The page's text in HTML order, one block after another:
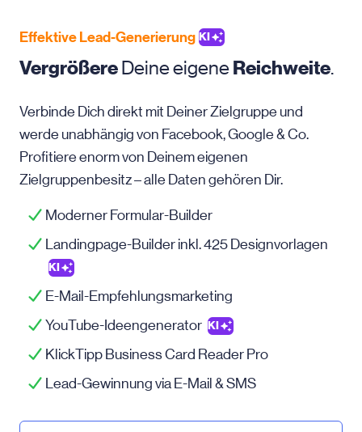
Effektive Lead-Generierung KI
VergrößereDeine eigeneReichweite.
Verbinde Dich direkt mit Deiner Zielgruppe und
werde unabhängig von Facebook, Google & Co.
Profitiere enorm von Deinem eigenen
Zielgruppenbesitz – alle Daten gehören Dir.
Moderner Formular-Builder
Landingpage-Builder inkl. 425 Designvorlagen
KI
E-Mail-Empfehlungsmarketing
YouTube-Ideengenerator KI
KlickTipp Business Card Reader Pro
Lead-Gewinnung via E-Mail & SMS